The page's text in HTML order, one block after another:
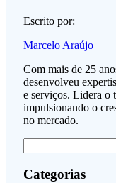
Escrito por:
Marcelo Araújo
Com mais de 25
desenvolveu
e serviços. Lidera o
impulsionando o
no mercado.
por:
Categorias